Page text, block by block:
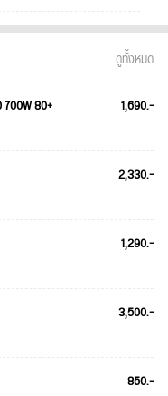
ดูทั้งหมด
700W 80+ 1,690.-
2,330.-
1,290.-
3,500.-
850.-